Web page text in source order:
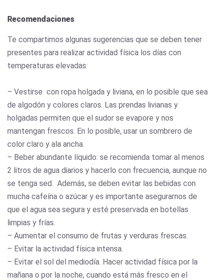
Recomendaciones
Te compartimos algunas sugerencias que se deben tener
presentes para realizar actividad física los días con
temperaturas elevadas:
– Vestirse con ropa holgada y liviana, en lo posible que sea
de algodón y colores claros. Las prendas livianas y
holgadas permiten que el sudor se evapore y nos
mantengan frescos. En lo posible, usar un sombrero de
color claro y ala ancha.
– Beber abundante líquido: se recomienda tomar al menos
2 litros de agua diarios y hacerlo con frecuencia, aunque no
se tenga sed. Además, se deben evitar las bebidas con
mucha cafeína o azúcar y es importante asegurarnos de
que el agua sea segura y esté preservada en botellas
limpias y frías.
– Aumentar el consumo de frutas y verduras frescas.
– Evitar la actividad física intensa.
– Evitar el sol del mediodía. Hacer actividad física por la
mañana o por la noche, cuando está más fresco en el